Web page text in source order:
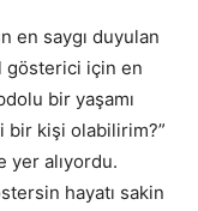
en saygı duyulan
gösterici için en
bir yaşamı
bir kişi olabilirim?”
yer alıyordu.
hayatı sakin